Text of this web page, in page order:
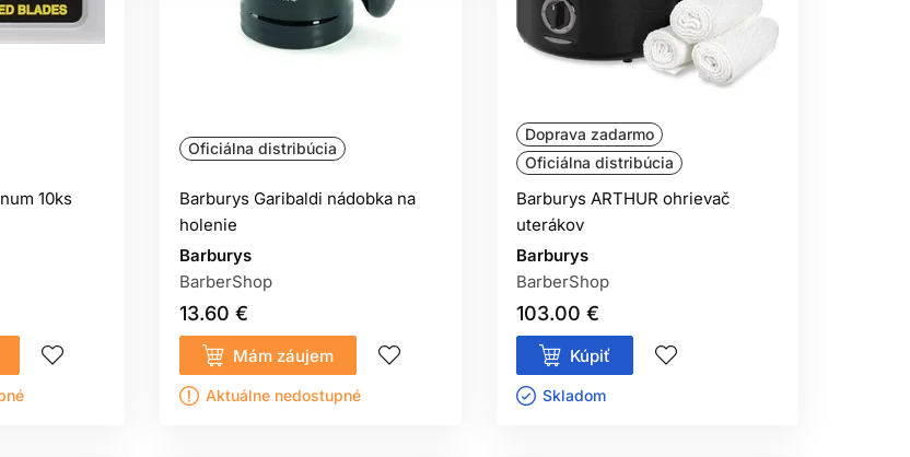
10ks
Oficiálna distribúcia
Barburys Garibaldi nádobka na
holenie
Barburys
BarberShop
13.60 €
Mám záujem
Aktuálne nedostupné
Doprava zadarmo
Oficiálna distribúcia
Barburys ARTHUR ohrievač
uterákov
Barburys
BarberShop
103.00 €
Kúpiť
Skladom ㅤ